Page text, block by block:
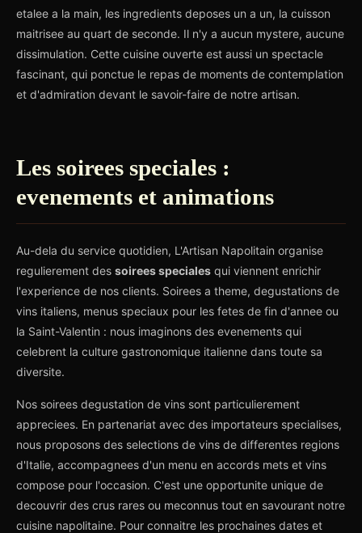
etalee a la main, les ingredients deposes un a un, la cuisson
maitrisee au quart de seconde. Il n'y a aucun mystere, aucune
dissimulation. Cette cuisine ouverte est aussi un spectacle
fascinant, qui ponctue le repas de moments de contemplation
et d'admiration devant le savoir-faire de notre artisan.
Les soirees speciales :
evenements et animations
Au-dela du service quotidien, L'Artisan Napolitain organise
regulierement des soirees speciales qui viennent enrichir
l'experience de nos clients. Soirees a theme, degustations de
vins italiens, menus speciaux pour les fetes de fin d'annee ou
la Saint-Valentin : nous imaginons des evenements qui
celebrent la culture gastronomique italienne dans toute sa
diversite.
Nos soirees degustation de vins sont particulierement
appreciees. En partenariat avec des importateurs specialises,
nous proposons des selections de vins de differentes regions
d'Italie, accompagnees d'un menu en accords mets et vins
compose pour l'occasion. C'est une opportunite unique de
decouvrir des crus rares ou meconnus tout en savourant notre
cuisine napolitaine. Pour connaitre les prochaines dates et